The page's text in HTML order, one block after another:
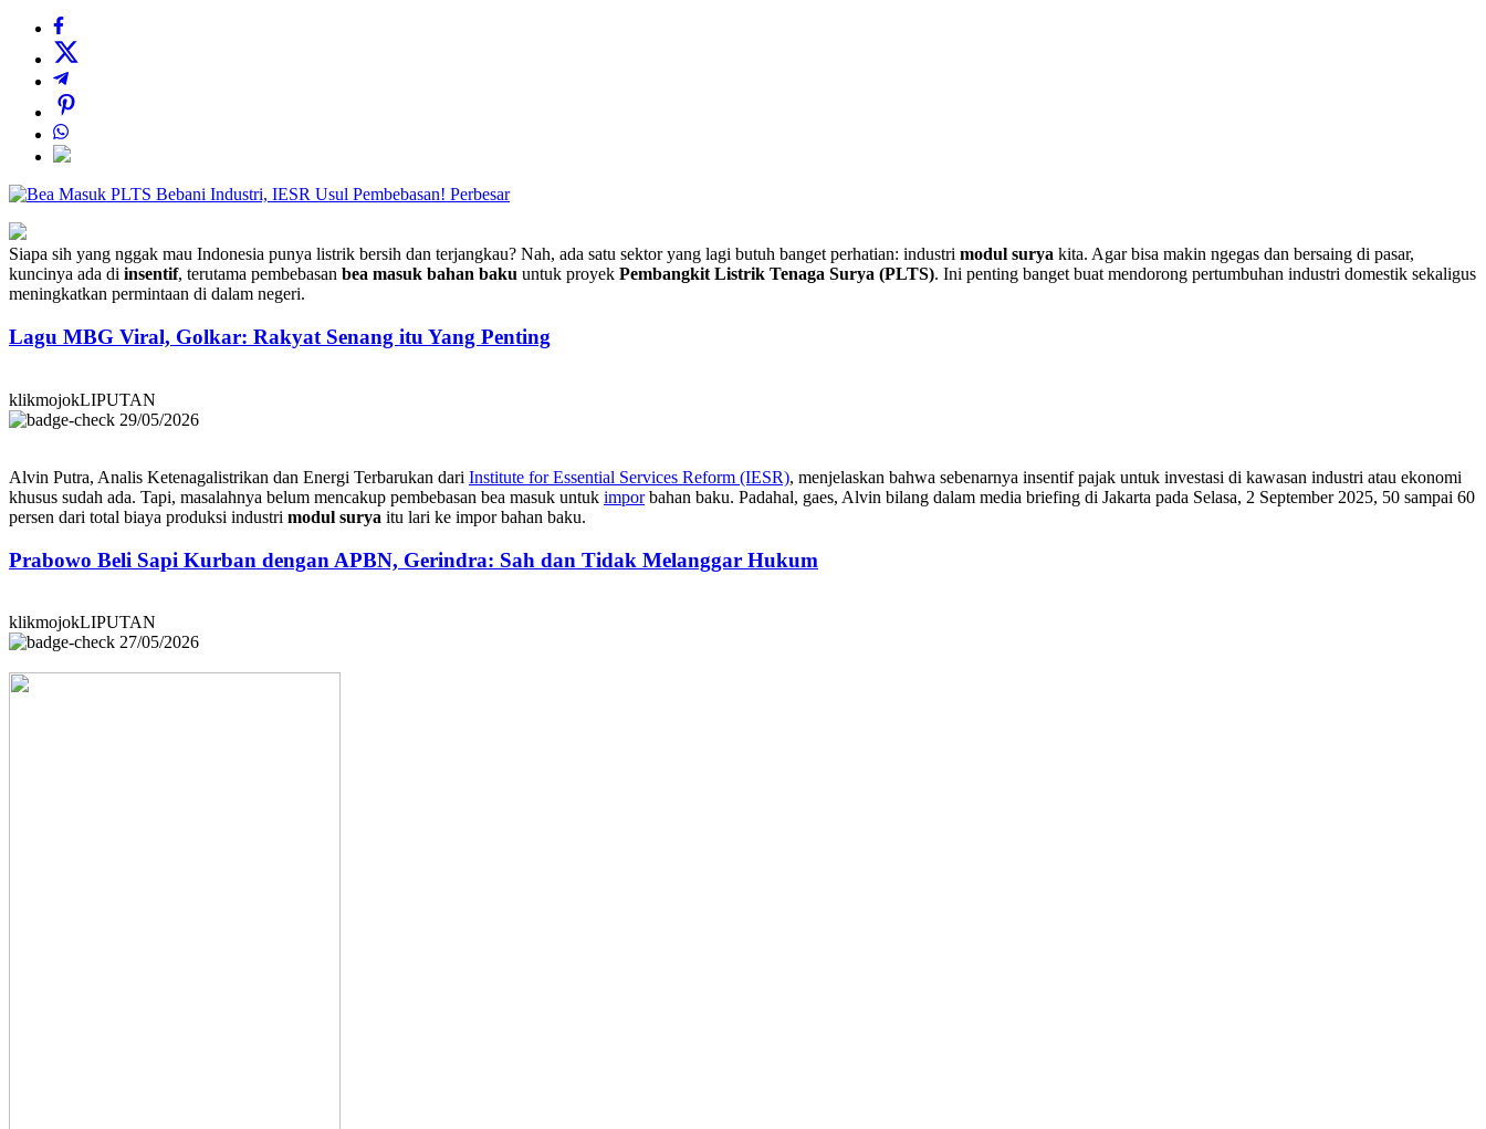
Perbesar
Siapa sih yang nggak mau Indonesia punya listrik bersih dan terjangkau? Nah, ada satu sektor yang lagi butuh banget perhatian: industri modul surya kita. Agar bisa makin ngegas dan bersaing di pasar,
kuncinya ada di insentif, terutama pembebasan bea masuk bahan baku untuk proyek Pembangkit Listrik Tenaga Surya (PLTS). Ini penting banget buat mendorong pertumbuhan industri domestik sekaligus
meningkatkan permintaan di dalam negeri.
Lagu MBG Viral, Golkar: Rakyat Senang itu Yang Penting
klikmojokLIPUTAN
29/05/2026
Alvin Putra, Analis Ketenagalistrikan dan Energi Terbarukan dari Institute for Essential Services Reform (IESR), menjelaskan bahwa sebenarnya insentif pajak untuk investasi di kawasan industri atau ekonomi
khusus sudah ada. Tapi, masalahnya belum mencakup pembebasan bea masuk untuk imporbahan baku. Padahal, gaes, Alvin bilang dalam media briefing di Jakarta pada Selasa, 2 September 2025, 50 sampai 60
persen dari total biaya produksi industri modul surya itu lari ke impor bahan baku.
Prabowo Beli Sapi Kurban dengan APBN, Gerindra: Sah dan Tidak Melanggar Hukum
klikmojokLIPUTAN
27/05/2026